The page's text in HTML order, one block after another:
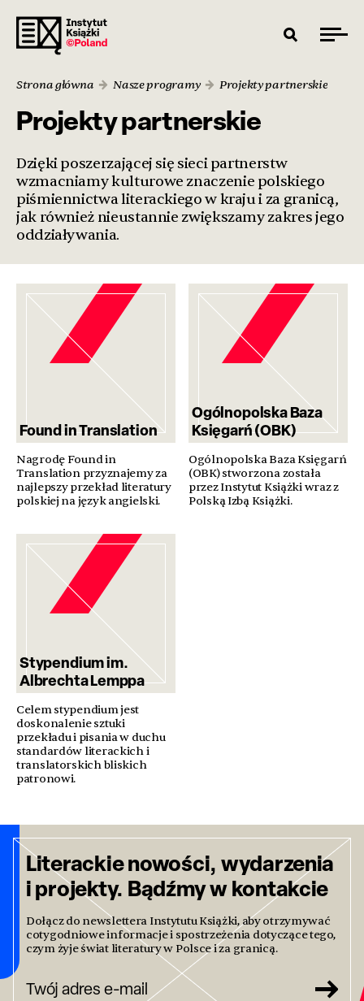
Strona główna Nasze programy Projekty partnerskie
Projekty partnerskie
Dzięki poszerzającej się sieci partnerstw
wzmacniamy kulturowe znaczenie polskiego
piśmiennictwa literackiego w kraju i za granicą,
jak również nieustannie zwiększamy zakres jego
oddziaływania.
Found in Translation
Nagrodę Found in
Translation przyznajemy za
najlepszy przekład literatury
polskiej na język angielski.
Ogólnopolska Baza
Księgarń (OBK)
Ogólnopolska Baza Księgarń
(OBK) stworzona została
przez Instytut Książki wraz z
Polską Izbą Książki.
Stypendium im.
Albrechta Lemppa
Celem stypendium jest
doskonalenie sztuki
przekładu i pisania w duchu
standardów literackich i
translatorskich bliskich
patronowi.
Literackie nowości, wydarzenia
i projekty. Bądźmy w kontakcie
Dołącz do newslettera Instytutu Książki, aby otrzymywać
cotygodniowe informacje i spostrzeżenia dotyczące tego,
czym żyje świat literatury w Polsce i za granicą.